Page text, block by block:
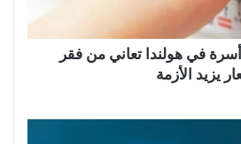
في هولندا تعاني من فقر
يزيد الأزمة